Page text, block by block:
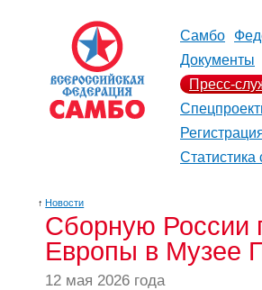
Самбо
Документы
Пресс-
Статистика
↑ Новости
Сборную России
Европы в Музее
12 мая 2026 года